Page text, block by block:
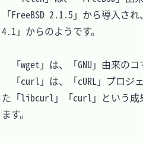
「FreeBSD 2.1.5」から導入さ
4.1」からのようです。
「wget」は、「GNU」由来のコ
「curl」は、「cURL」プロジ
た「libcurl」「curl」という成
ます。